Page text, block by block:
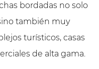
bordadas no solo
también muy
turísticos, casas
de alta gama.